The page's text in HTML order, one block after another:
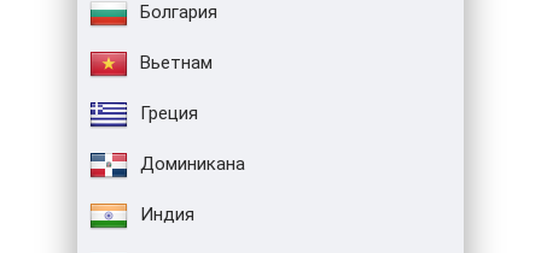
Болгария
Вьетнам
Греция
Доминикана
Индия